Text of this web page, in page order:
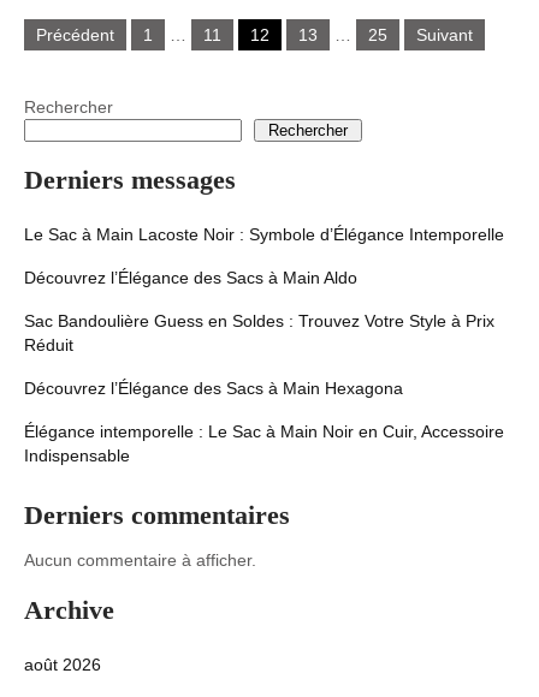
Pagination
des
publications
Précédent 1 11 12 13 25 Suivant
Rechercher
Rechercher
Derniers messages
Le Sac à Main Lacoste Noir : Symbole d’Élégance Intemporelle
Découvrez l’Élégance des Sacs à Main Aldo
Sac Bandoulière Guess en Soldes : Trouvez Votre Style à Prix
Réduit
Découvrez l’Élégance des Sacs à Main Hexagona
Élégance intemporelle : Le Sac à Main Noir en Cuir, Accessoire
Indispensable
Derniers commentaires
Aucun commentaire à afficher.
Archive
août 2026